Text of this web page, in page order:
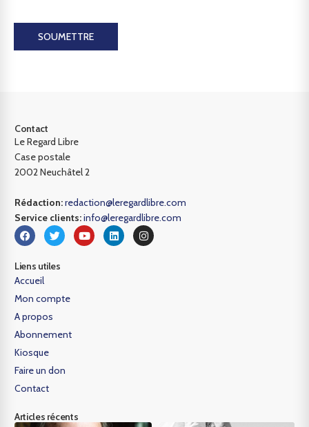
SOUMETTRE
Contact
Le Regard Libre
Case postale
2002 Neuchâtel 2
Rédaction:redaction@leregardlibre.com
Service clients:info@leregardlibre.com
Liens utiles
Accueil
Mon compte
A propos
Abonnement
Kiosque
Faire un don
Contact
Articles récents